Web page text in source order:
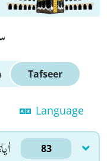
Tafseer
Language
83